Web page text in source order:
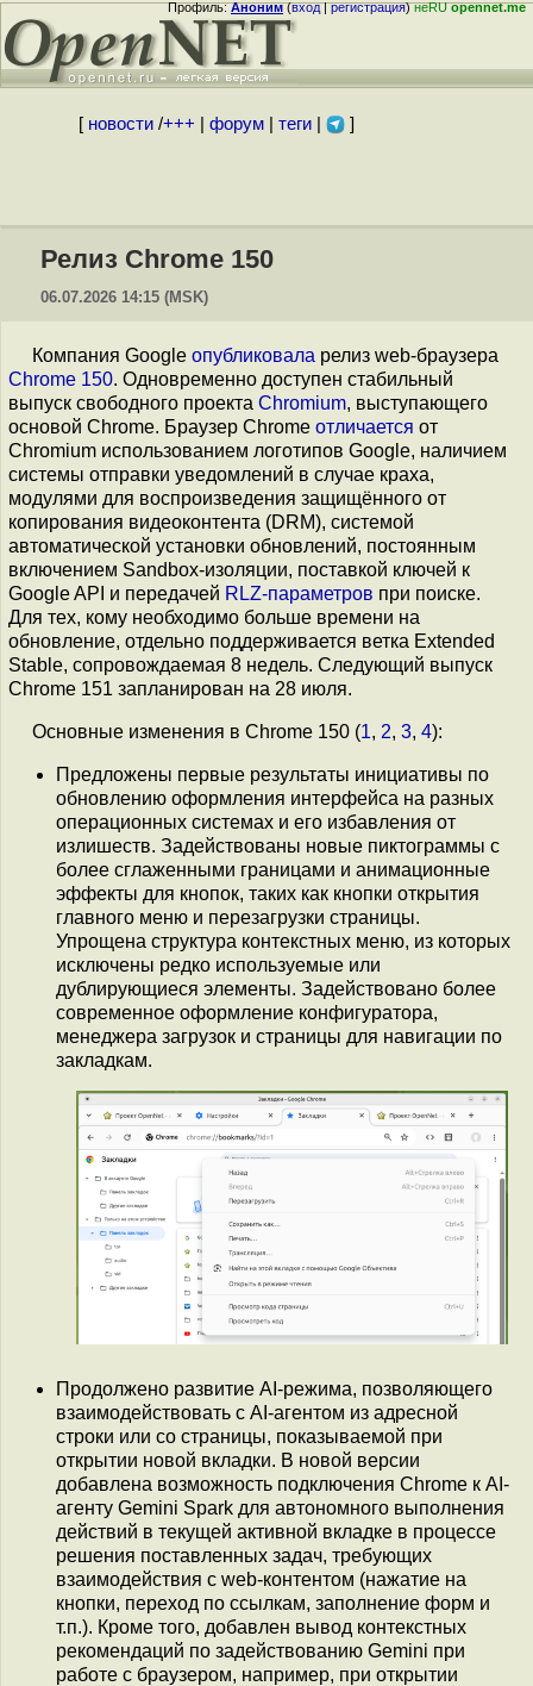
Профиль:Аноним(вход|регистрация)неRUopennet.me
[ новости/+++ форум| теги| ]
Релиз Chrome 150
06.07.2026 14:15 (MSK)
Компания Google опубликовала релиз web-браузера
Chrome 150. Одновременно доступен стабильный
выпуск свободного проекта Chromium, выступающего
основой Chrome. Браузер Chrome отличается от
Chromium использованием логотипов Google, наличием
системы отправки уведомлений в случае краха,
модулями для воспроизведения защищённого от
копирования видеоконтента (DRM), системой
автоматической установки обновлений, постоянным
включением Sandbox-изоляции, поставкой ключей к
Google API и передачей RLZ-параметров при поиске.
Для тех, кому необходимо больше времени на
обновление, отдельно поддерживается ветка Extended
Stable, сопровождаемая 8 недель. Следующий выпуск
Chrome 151 запланирован на 28 июля.
Основные изменения в Chrome 150 (1, 2, 3, 4):
Предложены первые результаты инициативы по
обновлению оформления интерфейса на разных
операционных системах и его избавления от
излишеств. Задействованы новые пиктограммы с
более сглаженными границами и анимационные
эффекты для кнопок, таких как кнопки открытия
главного меню и перезагрузки страницы.
Упрощена структура контекстных меню, из которых
исключены редко используемые или
дублирующиеся элементы. Задействовано более
современное оформление конфигуратора,
менеджера загрузок и страницы для навигации по
закладкам.
Продолжено развитие AI-режима, позволяющего
взаимодействовать с AI-агентом из адресной
строки или со страницы, показываемой при
открытии новой вкладки. В новой версии
добавлена возможность подключения Chrome к AI-
агенту Gemini Spark для автономного выполнения
действий в текущей активной вкладке в процессе
решения поставленных задач, требующих
взаимодействия с web-контентом (нажатие на
кнопки, переход по ссылкам, заполнение форм и
т.п.). Кроме того, добавлен вывод контекстных
рекомендаций по задействованию Gemini при
работе с браузером, например, при открытии